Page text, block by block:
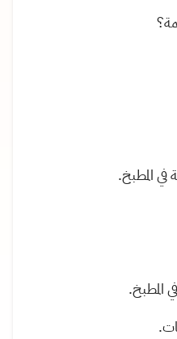
في المطبخ.
المطبخ.